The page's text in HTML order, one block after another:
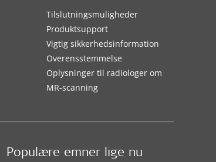
Tilslutningsmuligheder
Produktsupport
Vigtig sikkerhedsinformation
Overensstemmelse
Oplysninger til radiologer om
MR-scanning
Populære emner lige nu